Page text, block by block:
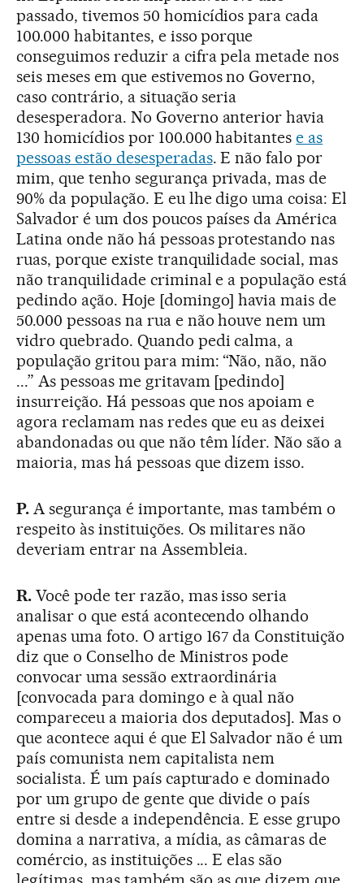
passado, tivemos 50 homicídios para cada
100.000 habitantes, e isso porque
conseguimos reduzir a cifra pela metade nos
seis meses em que estivemos no Governo,
caso contrário, a situação seria
desesperadora. No Governo anterior havia
130 homicídios por 100.000 habitantese as
pessoas estão desesperadas. E não falo por
mim, que tenho segurança privada, mas de
90% da população. E eu lhe digo uma coisa: El
Salvador é um dos poucos países da América
Latina onde não há pessoas protestando nas
ruas, porque existe tranquilidade social, mas
não tranquilidade criminal e a população está
pedindo ação. Hoje [domingo] havia mais de
50.000 pessoas na rua e não houve nem um
vidro quebrado. Quando pedi calma, a
população gritou para mim: “Não, não, não
...” As pessoas me gritavam [pedindo]
insurreição. Há pessoas que nos apoiam e
agora reclamam nas redes que eu as deixei
abandonadas ou que não têm líder. Não são a
maioria, mas há pessoas que dizem isso.
P.A segurança é importante, mas também o
respeito às instituições. Os militares não
deveriam entrar na Assembleia.
R.Você pode ter razão, mas isso seria
analisar o que está acontecendo olhando
apenas uma foto. O artigo 167 da Constituição
diz que o Conselho de Ministros pode
convocar uma sessão extraordinária
[convocada para domingo e à qual não
compareceu a maioria dos deputados]. Mas o
que acontece aqui é que El Salvador não é um
país comunista nem capitalista nem
socialista. É um país capturado e dominado
por um grupo de gente que divide o país
entre si desde a independência. E esse grupo
domina a narrativa, a mídia, as câmaras de
comércio, as instituições ... E elas são